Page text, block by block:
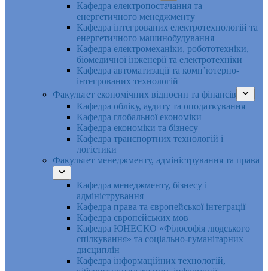
Кафедра електропостачання та
енергетичного менеджменту
Кафедра інтегрованих електротехнологій та
енергетичного машинобудування
Кафедра електромеханіки, робототехніки,
біомедичної інженерії та електротехніки
Кафедра автоматизації та комп’ютерно-
інтегрованих технологій
Факультет економічних відносин та фінансів
Кафедра обліку, аудиту та оподаткування
Кафедра глобальної економіки
Кафедра економіки та бізнесу
Кафедра транспортних технологій і
логістики
Факультет менеджменту, адміністрування та права
Кафедра менеджменту, бізнесу і
адміністрування
Кафедра права та європейської інтеграції
Кафедра європейських мов
Кафедра ЮНЕСКО «Філософія людського
спілкування» та соціально-гуманітарних
дисциплін
Кафедра інформаційних технологій,